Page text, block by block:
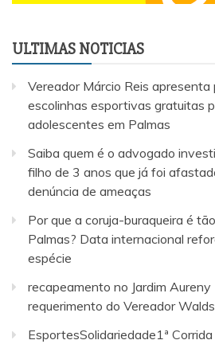
ULTIMAS NOTICIAS
Vereador Márcio Reis apresenta
escolinhas esportivas gratuitas
adolescentes em Palmas
Saiba quem é o advogado
filho de 3 anos que já foi
denúncia de ameaças
Por que a coruja-buraqueira é
Palmas? Data internacional
espécie
recapeamento no Jardim Aureny
requerimento do Vereador
EsportesSolidariedade1ª